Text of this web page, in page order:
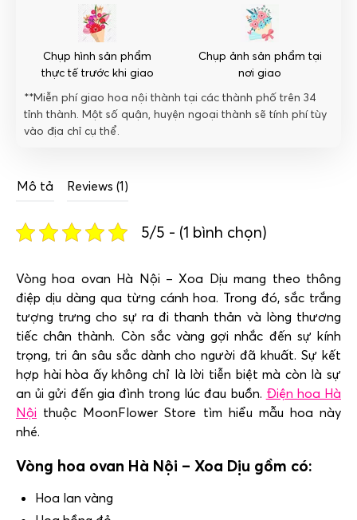
Chụp hình sản phẩm
thực tế trước khi giao
Chụp ảnh sản phẩm tại
nơi giao
**Miễn phí giao hoa nội thành tại các thành phố trên 34
tỉnh thành. Một số quận, huyện ngoại thành sẽ tính phí tùy
vào địa chỉ cụ thể.
Mô tả Reviews (1)
5/5 - (1 bình chọn)
Vòng hoa ovan Hà Nội – Xoa Dịu mang theo thông
điệp dịu dàng qua từng cánh hoa. Trong đó, sắc trắng
tượng trưng cho sự ra đi thanh thản và lòng thương
tiếc chân thành. Còn sắc vàng gợi nhắc đến sự kính
trọng, tri ân sâu sắc dành cho người đã khuất. Sự kết
hợp hài hòa ấy không chỉ là lời tiễn biệt mà còn là sự
an ủi gửi đến gia đình trong lúc đau buồn. Điện hoa Hà
Nội thuộc MoonFlower Store tìm hiểu mẫu hoa này
nhé.
Vòng hoa ovan Hà Nội – Xoa Dịu gồm có:
Hoa lan vàng